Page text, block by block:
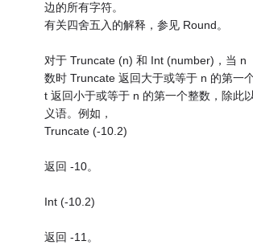
边的所有字符。
有关四舍五入的解释，参见 Round。
对于 Truncate (n) 和 Int (number)，当 n
数时 Truncate 返回大于或等于 n 的第一
t 返回小于或等于 n 的第一个整数，除此
义语。例如，
Truncate (-10.2)
返回 -10。
Int (-10.2)
返回 -11。